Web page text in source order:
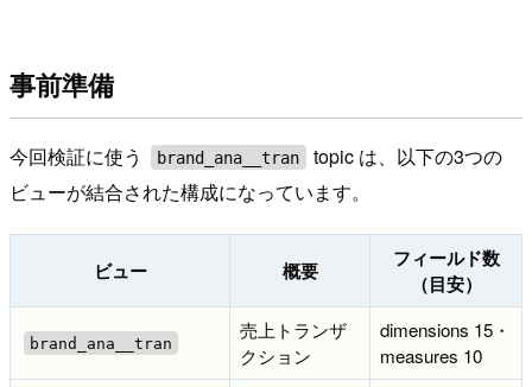
事前準備
今回検証に使う brand_ana__tran
topic は、以下の3つの
ビューが結合された構成になっています。
ビュー 概要
フィールド数
（目安）
brand_ana__tran
売上トランザ
クション
dimensions 15・
measures 10